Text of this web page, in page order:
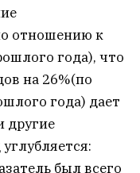
отношению к
года), что
на 26%(по
года) дает
другие
был всего